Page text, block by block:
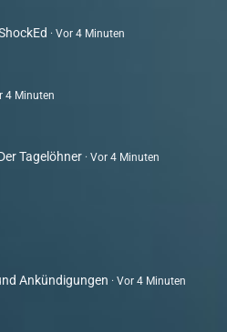
Vor 4 Minuten
4 Minuten
Tagelöhner Vor 4 Minuten
Ankündigungen Vor 4 Minuten